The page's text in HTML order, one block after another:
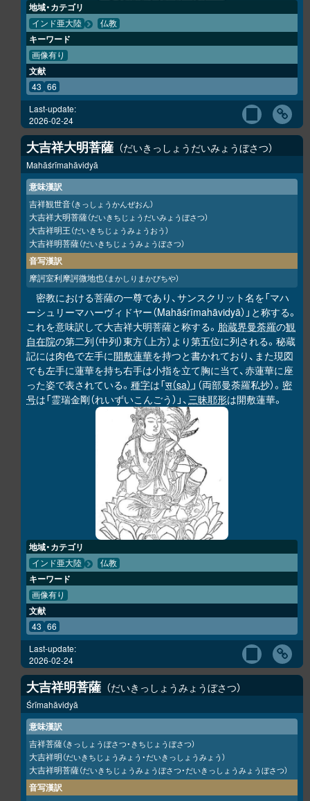
地域・カテゴリ
インド亜大陸 仏教
キーワード
画像有り
文献
43 66
Last-update:
2026-02-24
大吉祥大明菩薩 だいきっしょうだいみょうぼさつ
Mahāśrīmahāvidyā
意味漢訳
吉祥観世音（きっしょうかんぜおん）
大吉祥大明菩薩（だいきちじょうだいみょうぼさつ）
大吉祥明王（だいきちじょうみょうおう）
大吉祥明菩薩（だいきちじょうみょうぼさつ）
音写漢訳
摩訶室利摩訶微地也（まかしりまかびちや）
密教における菩薩の一尊であり、サンスクリット名を「マハ
ーシュリーマハーヴィドヤー（Mahāśrīmahāvidyā）」と称する。
これを意味訳して大吉祥大明菩薩と称する。 胎蔵界曼荼羅の観
自在院の第二列（中列）東方（上方）より第五位に列される。秘蔵
記には肉色で左手に開敷蓮華を持つと書かれており、また現図
でも左手に蓮華を持ち右手は小指を立て胸に当て、赤蓮華に座
った姿で表されている。 種字は「स（sa） 」（両部曼荼羅私抄）。 密
号は「霊瑞金剛（れいずいこんごう）」、三昧耶形は開敷蓮華。
地域・カテゴリ
インド亜大陸 仏教
キーワード
画像有り
文献
43 66
Last-update:
2026-02-24
大吉祥明菩薩 だいきっしょうみょうぼさつ
Śrīmahāvidyā
意味漢訳
吉祥菩薩（きっしょうぼさつ・きちじょうぼさつ）
大吉祥明（だいきちじょうみょう・だいきっしょうみょう）
大吉祥明菩薩（だいきちじょうみょうぼさつ・だいきっしょうみょうぼさつ）
音写漢訳